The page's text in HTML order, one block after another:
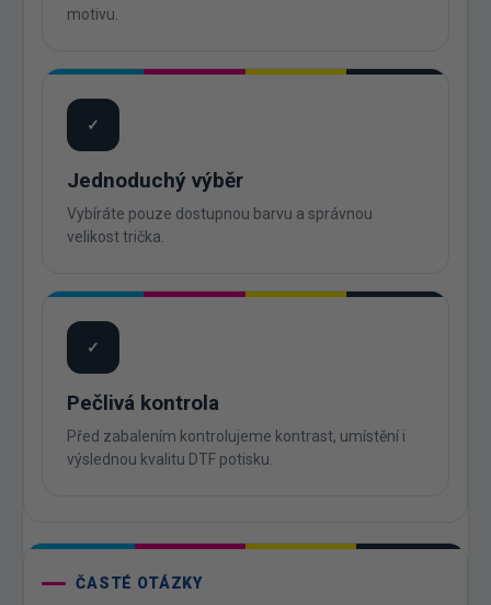
motivu.
✓
Jednoduchý výběr
Vybíráte pouze dostupnou barvu a správnou
velikost trička.
✓
Pečlivá kontrola
Před zabalením kontrolujeme kontrast, umístění i
výslednou kvalitu DTF potisku.
ČASTÉ OTÁZKY